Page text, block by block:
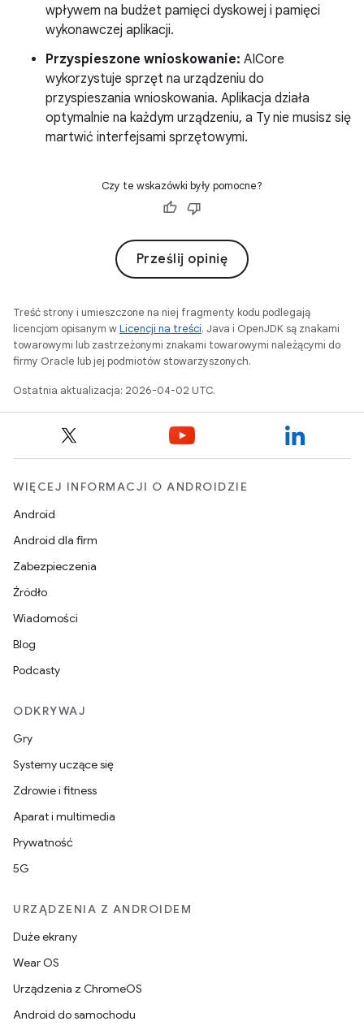
wpływem na budżet pamięci dyskowej i pamięci
wykonawczej aplikacji.
Przyspieszone wnioskowanie: AICore
wykorzystuje sprzęt na urządzeniu do
przyspieszania wnioskowania. Aplikacja działa
optymalnie na każdym urządzeniu, a Ty nie musisz się
martwić interfejsami sprzętowymi.
Czy te wskazówki były pomocne?
Prześlij opinię
Treść strony i umieszczone na niej fragmenty kodu podlegają
licencjom opisanym wLicencji na treści. Java i OpenJDK są znakami
towarowymi lub zastrzeżonymi znakami towarowymi należącymi do
firmy Oracle lub jej podmiotów stowarzyszonych.
Ostatnia aktualizacja: 2026-04-02 UTC.
WIĘCEJ INFORMACJI O ANDROIDZIE
Android
Android dla firm
Zabezpieczenia
Źródło
Wiadomości
Blog
Podcasty
ODKRYWAJ
Gry
Systemy uczące się
Zdrowie i fitness
Aparat i multimedia
Prywatność
5G
URZĄDZENIA Z ANDROIDEM
Duże ekrany
Wear OS
Urządzenia z ChromeOS
Android do samochodu